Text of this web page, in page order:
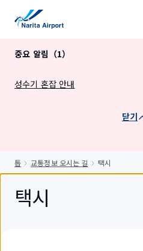
중요 알림（1）
성수기 혼잡 안내
닫기
톱 교통정보 오시는 길 택시
택시